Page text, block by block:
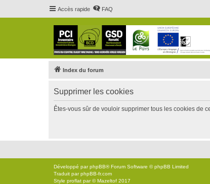
Accès rapide FAQ
Index du forum
Supprimer les cookies
Êtes-vous sûr de vouloir supprimer tous les cookies de
Développé parphpBB® Forum Software © phpBB Limited
Traduit parphpBB-fr.com
Style proflat par ©Mazeltof 2017